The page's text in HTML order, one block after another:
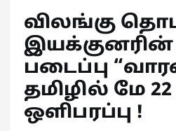
விலங்கு
இயக்குனரின்
படைப்பு
தமிழில் மே
ஒளிபரப்பு !